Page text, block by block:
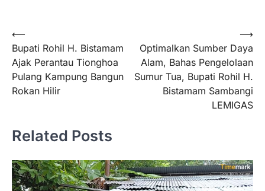
⟵
Bupati Rohil H. Bistamam
Ajak Perantau Tionghoa
Pulang Kampung Bangun
Rokan Hilir
Optimalkan Sumber Daya
Alam, Bahas Pengelolaan
Sumur Tua, Bupati Rohil H.
Bistamam Sambangi
LEMIGAS
⟶
Related Posts